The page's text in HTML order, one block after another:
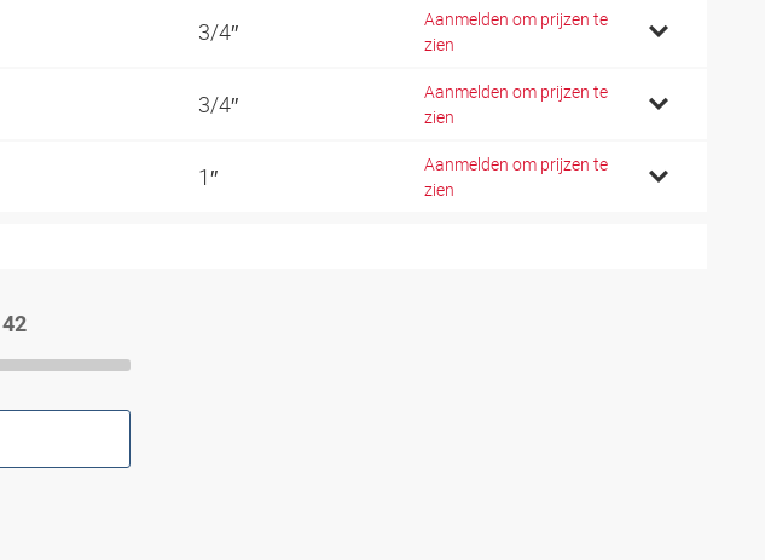
3/4″
Aanmelden om prijzen te
zien
3/4″
Aanmelden om prijzen te
zien
1″
Aanmelden om prijzen te
zien
42